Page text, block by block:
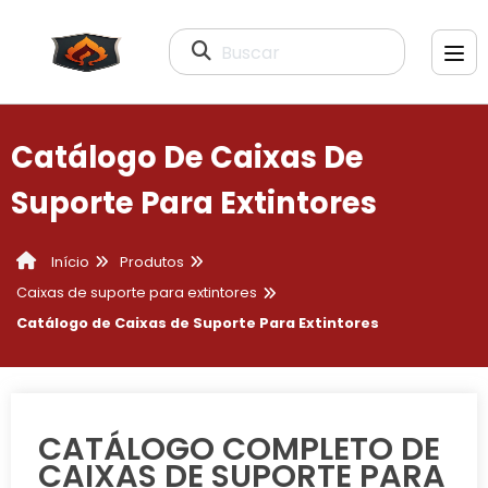
Buscar
Catálogo De Caixas De
Suporte Para Extintores
Início
Produtos
Caixas de suporte para extintores
Catálogo de Caixas de Suporte Para Extintores
CATÁLOGO COMPLETO DE
CAIXAS DE SUPORTE PARA